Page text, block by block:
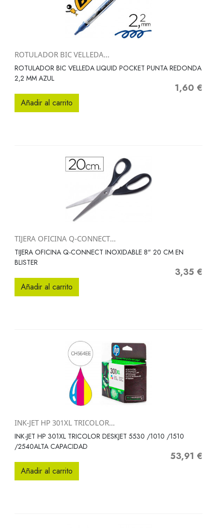
ROTULADOR BIC VELLEDA...
ROTULADOR BIC VELLEDA LIQUID POCKET PUNTA REDONDA
2,2 MM AZUL
Precio
1,60 €
Añadir al carrito
TIJERA OFICINA Q-CONNECT...
TIJERA OFICINA Q-CONNECT INOXIDABLE 8" 20 CM EN
BLISTER
Precio
3,35 €
Añadir al carrito
INK-JET HP 301XL TRICOLOR...
INK-JET HP 301XL TRICOLOR DESKJET 5530 /1010 /1510
/2540ALTA CAPACIDAD
Precio
53,91 €
Añadir al carrito